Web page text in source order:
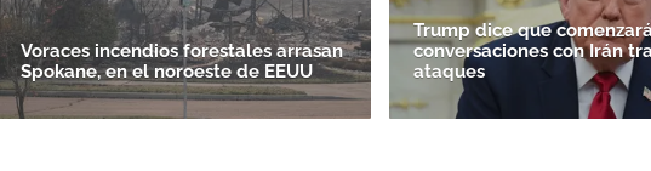
Voraces incendios forestales arrasan
Spokane, en el noroeste de EEUU
Trump dice que
conversaciones con Irán
ataques